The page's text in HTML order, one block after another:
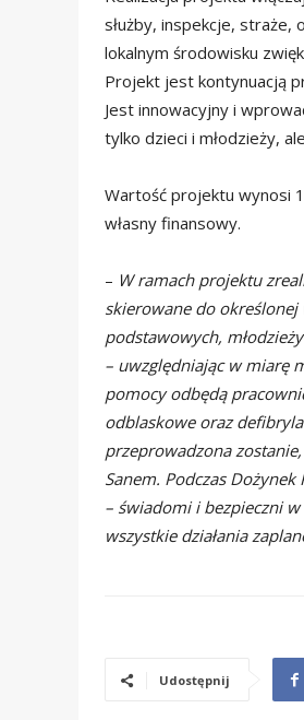
służby, inspekcje,
lokalnym środowisku
Projekt jest kontynuacją
Jest innowacyjny i
tylko dzieci i młodzieży,
Wartość projektu wynosi
własny finansowy.
– W ramach projektu
skierowane do
podstawowych,
– uwzględniając wmiarę
pomocy odbędą
odblaskowe oraz
przeprowadzona zostanie,
Sanem. Podczas
– świadomi i bezpieczni
wszystkie działania
Udostępnij